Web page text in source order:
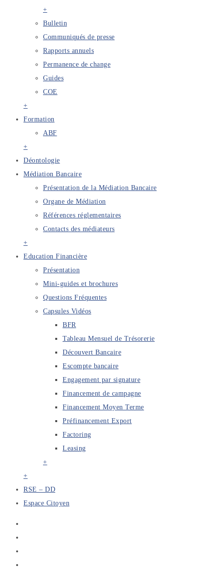
+
Bulletin
Communiqués de presse
Rapports annuels
Permanence de change
Guides
COE
+
Formation
ABF
+
Déontologie
Médiation Bancaire
Présentation de la Médiation Bancaire
Organe de Médiation
Références réglementaires
Contacts des médiateurs
+
Education Financière
Présentation
Mini-guides et brochures
Questions Fréquentes
Capsules Vidéos
BFR
Tableau Mensuel de Trésorerie
Découvert Bancaire
Escompte bancaire
Engagement par signature
Financement de campagne
Financement Moyen Terme
Préfinancement Export
Factoring
Leasing
+
+
RSE – DD
Espace Citoyen